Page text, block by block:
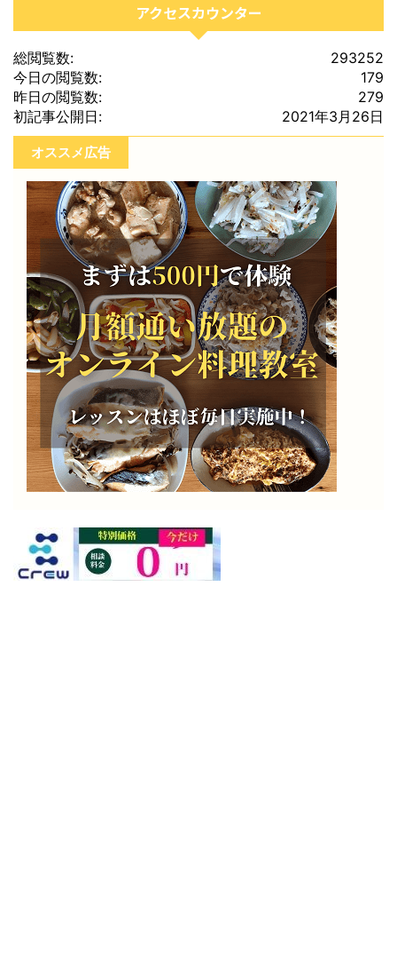
アクセスカウンター
293252
総閲覧数:
179
今日の閲覧数:
279
昨日の閲覧数:
2021年3月26日
初記事公開日:
オススメ広告